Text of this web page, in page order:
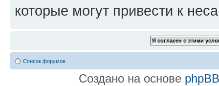
которые могут привести к
Список форумов
Создано на основе phpBB